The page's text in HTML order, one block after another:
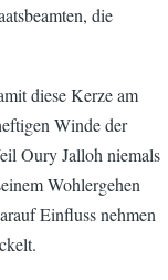
die
diese Kerze am
Winde der
Oury Jalloh niemals
Wohlergehen
Einfluss nehmen